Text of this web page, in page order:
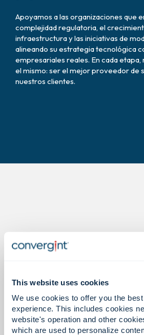
This website uses cookies
We use cookies to offer you the
experience. This includes cookies
website's operation and other
which are used to personalize
Apoyamos a las organizaciones que
complejidad regulatoria, el
infraestructura y las iniciativas de
alineando su estrategia tecnológica
empresariales reales. En cada
el mismo: ser el mejor proveedor de
nuestros clientes.
La prueba está en los
11